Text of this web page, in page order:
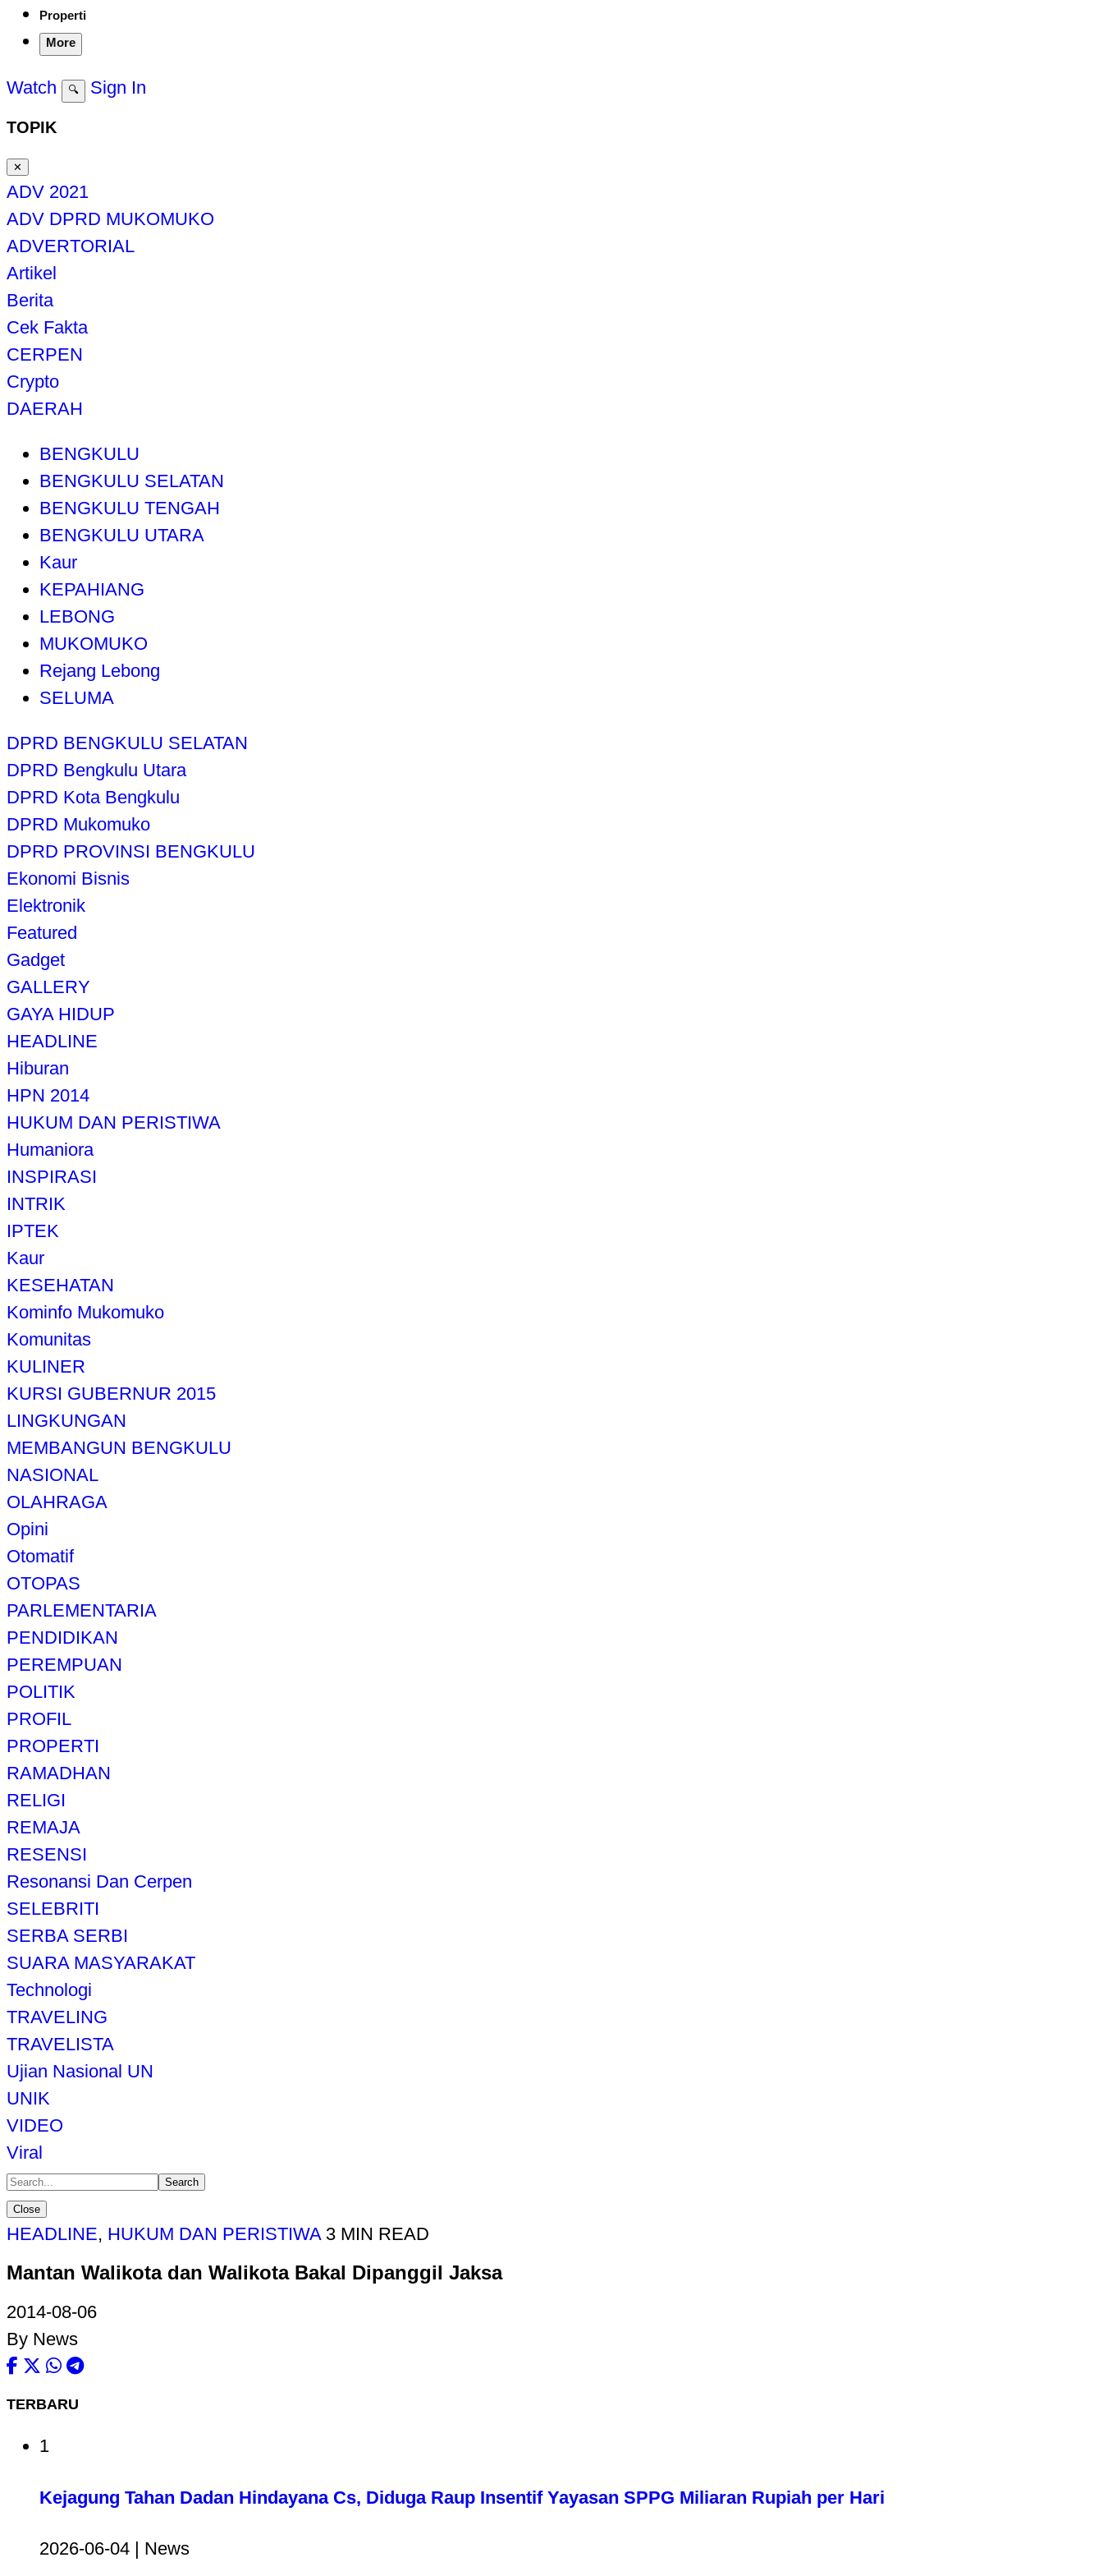
Properti
More
Watch 🔍 Sign In
TOPIK
✕
ADV 2021
ADV DPRD MUKOMUKO
ADVERTORIAL
Artikel
Berita
Cek Fakta
CERPEN
Crypto
DAERAH
BENGKULU
BENGKULU SELATAN
BENGKULU TENGAH
BENGKULU UTARA
Kaur
KEPAHIANG
LEBONG
MUKOMUKO
Rejang Lebong
SELUMA
DPRD BENGKULU SELATAN
DPRD Bengkulu Utara
DPRD Kota Bengkulu
DPRD Mukomuko
DPRD PROVINSI BENGKULU
Ekonomi Bisnis
Elektronik
Featured
Gadget
GALLERY
GAYA HIDUP
HEADLINE
Hiburan
HPN 2014
HUKUM DAN PERISTIWA
Humaniora
INSPIRASI
INTRIK
IPTEK
Kaur
KESEHATAN
Kominfo Mukomuko
Komunitas
KULINER
KURSI GUBERNUR 2015
LINGKUNGAN
MEMBANGUN BENGKULU
NASIONAL
OLAHRAGA
Opini
Otomatif
OTOPAS
PARLEMENTARIA
PENDIDIKAN
PEREMPUAN
POLITIK
PROFIL
PROPERTI
RAMADHAN
RELIGI
REMAJA
RESENSI
Resonansi Dan Cerpen
SELEBRITI
SERBA SERBI
SUARA MASYARAKAT
Technologi
TRAVELING
TRAVELISTA
Ujian Nasional UN
UNIK
VIDEO
Viral
Search
Close
HEADLINE, HUKUM DAN PERISTIWA 3 MIN READ
Mantan Walikota dan Walikota Bakal Dipanggil Jaksa
2014-08-06
By News
TERBARU
1
Kejagung Tahan Dadan Hindayana Cs, Diduga Raup Insentif Yayasan SPPG Miliaran Rupiah per Hari
2026-06-04 | News